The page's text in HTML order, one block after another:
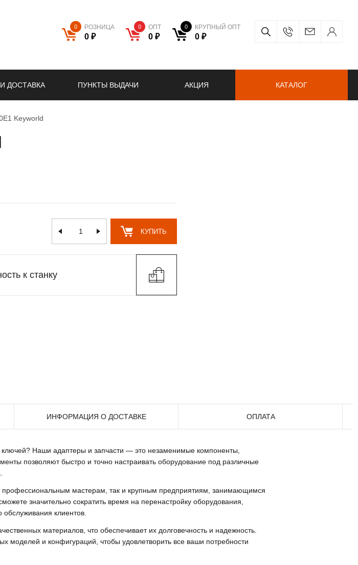
0 РОЗНИЦА
0 ₽
0 ОПТ
0 ₽
0 КРУПНЫЙ ОПТ
0 ₽
ДОСТАВКА ПУНКТЫ ВЫДАЧИ АКЦИЯ КАТАЛОГ
Keyworld
КУПИТЬ
к станку
ИНФОРМАЦИЯ О ДОСТАВКЕ ОПЛАТА
Наши адаптеры и запчасти — это незаменимые компоненты,
позволяют быстро и точно настраивать оборудование под различные
профессиональным мастерам, так и крупным предприятиям, занимающимся
значительно сократить время на перенастройку оборудования,
обслуживания клиентов.
материалов, что обеспечивает их долговечность и надежность.
моделей и конфигураций, чтобы удовлетворить все ваши потребности